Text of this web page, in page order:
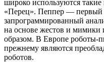
широко используются
«Перец». Пеппер — первый
запрограммированный
на основе жестов и мимики
образом. В Европе роботы-
прежнему являются
роботов.